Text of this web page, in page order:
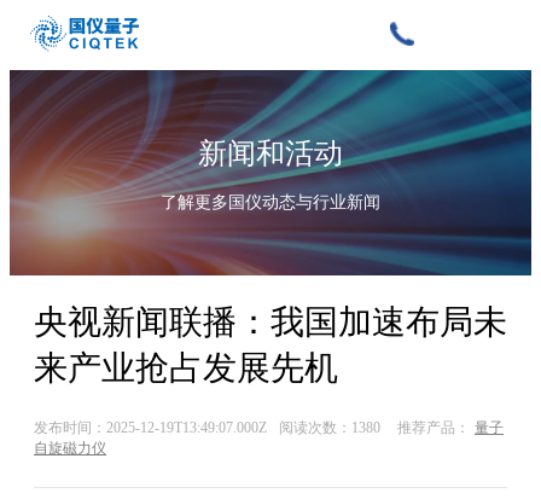
新闻和活动
了解更多国仪动态与行业新闻
央视新闻联播：我国加速布局未
来产业抢占发展先机
发布时间：2025-12-19T13:49:07.000Z 阅读次数：1380 推荐产品： 量子
自旋磁力仪